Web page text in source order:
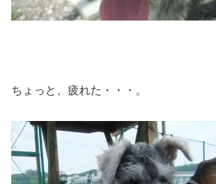
ちょっと、疲れた・・・。